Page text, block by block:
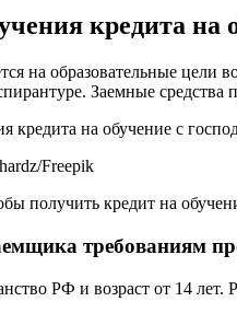
кредита на
на образовательные
Заемные
Freepik
получить кредит на
требованиям
РФ и возраст от 14 лет.